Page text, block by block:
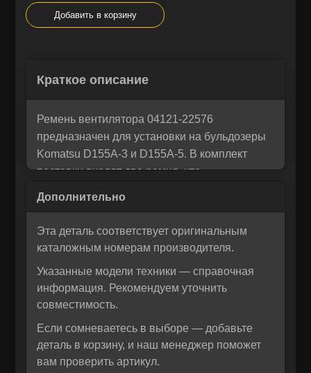
нам!
Мы понимаем, как важно принять правильное решение. Если
напишите нам, и мы с радостью поможем разобраться и
предложим лучшее решение для вас!
Отправить
Корзина
Рассчитать лизинг:
Отправить
Даю своё согласие на обработку персональных данных.
Добавить в корзину
Краткое описание
Ремень вентилятора 04121-22576
предназначен для установки на бульдозеры
Komatsu D155A-3 и D155A-5. В комплект
поставки входят два ремня, что
компонентов системы охлаждения. Запчасти
ITR USCO — итальянским брендом,
соответствием техническим характеристикам
оригинальных узлов.
Изготовленные из прочных и износостойких
материалов, ремни обеспечивают надёжную
передачу усилия и стабильную работу
вентилятора в условиях повышенных
Эта деталь соответствует оригинальным
каталожным номерам производителя.
Указанные модели техники — справочная
информация. Рекомендуем уточнить
совместимость.
Если сомневаетесь в выборе — добавьте
деталь в корзину, и наш менеджер поможет
вам проверить артикул.